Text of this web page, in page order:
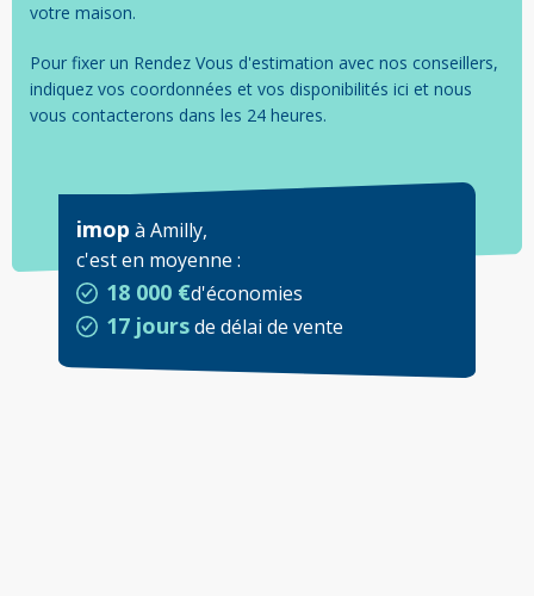
votre maison.
Pour fixer un Rendez Vous d'estimation avec nos conseillers,
indiquez vos coordonnées et vos disponibilités ici et nous
vous contacterons dans les 24 heures.
imop à Amilly,
c'est en moyenne :
18 000 €d'économies
17 joursde délai de vente